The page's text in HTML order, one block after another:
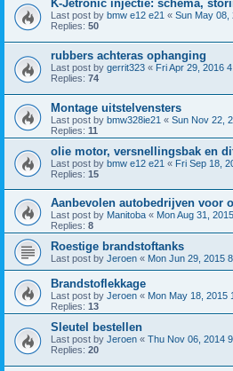
K-Jetronic injectie: schema,
Last post by bmw e12 e21 « Sun May 08,
Replies: 50
rubbers achteras ophanging
Last post by gerrit323 « Fri Apr 29, 2016
Replies: 74
Montage uitstelvensters
Last post by bmw328ie21 « Sun Nov 22,
Replies: 11
olie motor, versnellingsbak en
Last post by bmw e12 e21 « Fri Sep 18,
Replies: 15
Aanbevolen autobedrijven voor
Last post by Manitoba « Mon Aug 31,
Replies: 8
Roestige brandstoftanks
Last post by Jeroen « Mon Jun 29, 2015
Brandstoflekkage
Last post by Jeroen « Mon May 18, 2015
Replies: 13
Sleutel bestellen
Last post by Jeroen « Thu Nov 06, 2014
Replies: 20